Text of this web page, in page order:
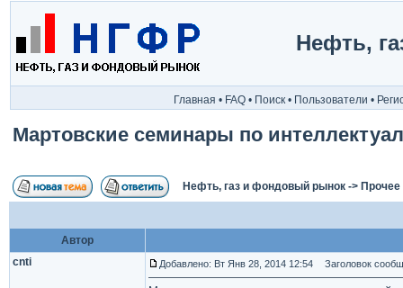
Нефть,
Главная • FAQ • Поиск • Пользователи •
Мартовские семинары по
Нефть, газ и фондовый рынок -> Прочее
Автор
cnti
Добавлено: Вт Янв 28, 2014 12:54 Заголовок